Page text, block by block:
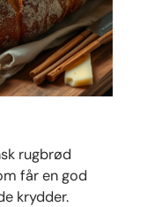
rugbrød
får en god
krydder.